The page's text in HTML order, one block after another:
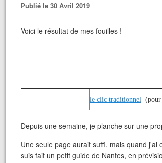
Publié le 30 Avril 2019
Voici le résultat de mes fouilles !
le clic traditionnel
Depuis une semaine, je planche sur une
Une seule page aurait suffi, mais quand
suis fait un petit guide de Nantes, en